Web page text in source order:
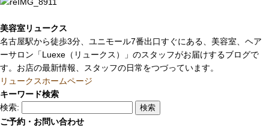
美容室リュークス
名古屋駅から徒歩3分、ユニモール7番出口すぐにある、美容室、ヘア
ーサロン「Luexe（リュークス）」のスタッフがお届けするブログで
す。お店の最新情報、スタッフの日常をつづっています。
リュークスホームページ
キーワード検索
検索:
ご予約・お問い合わせ